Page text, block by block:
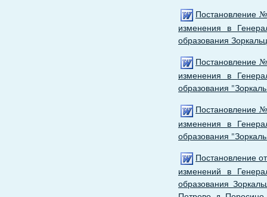
Постановление
изменения в
образования
Постановление
изменения в
образования
Постановление
изменения в
образования
Постановление
изменений в
образования